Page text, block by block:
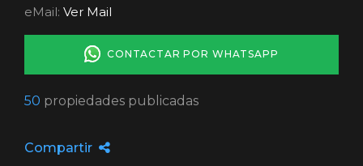
eMail: Ver Mail
CONTACTAR POR WHATSAPP
50 propiedades publicadas
Compartir